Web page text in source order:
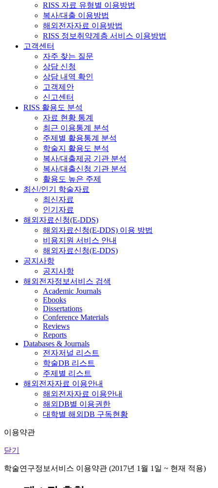
RISS 자료 유형별 이용방법
복사/대출 이용방법
해외전자자료 이용방법
RISS 정보취약계층 서비스 이용방법
고객센터
자주 찾는 질문
상담 신청
상담 내역 확인
고객제안
신고센터
RISS 활용도 분석
자료 현황 통계
최근 이용통계 분석
주제별 활용통계 분석
학술지 활용도 분석
복사/대출제공 기관 분석
복사/대출신청 기관 분석
활용도 높은 주제
최신/인기 학술자료
최신자료
인기자료
해외자료신청(E-DDS)
해외자료신청(E-DDS) 이용 방법
비용지원 서비스 안내
해외자료신청(E-DDS)
공지사항
공지사항
해외전자정보서비스 검색
Academic Journals
Ebooks
Dissertations
Conference Materials
Reviews
Reports
Databases & Journals
전자저널 리스트
학술DB 리스트
주제별 리스트
해외전자자료 이용안내
해외전자자료 이용안내
해외DB별 이용권한
대학별 해외DB 구독현황
이용약관
닫기
학술연구정보서비스 이용약관 (2017년 1월 1일 ~ 현재 적용)